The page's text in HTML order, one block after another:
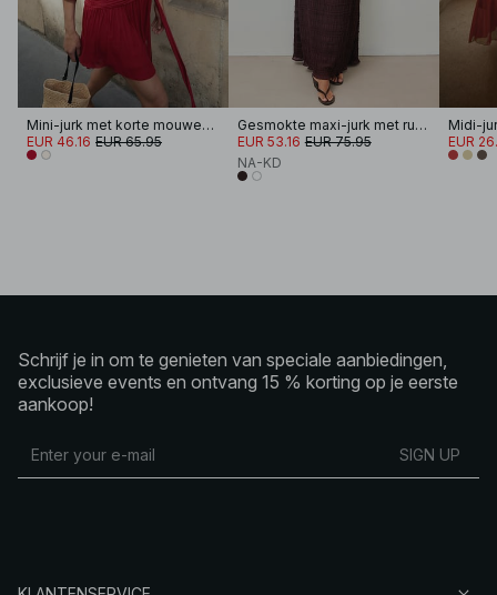
Mini-jurk met korte mouwen en strikceintuur
EUR 46.16 EUR 65.95
Gesmokte maxi-jurk met ruches
EUR 53.16 EUR 75.95
NA-KD
EUR
Schrijf je in om te genieten van speciale aanbiedingen,
exclusieve events en ontvang 15 % korting op je eerste
aankoop!
SIGN UP